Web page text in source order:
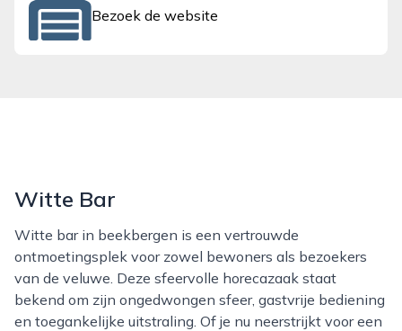
Bezoek de website
Witte Bar
Witte bar in beekbergen is een vertrouwde
ontmoetingsplek voor zowel bewoners als bezoekers
van de veluwe. Deze sfeervolle horecazaak staat
bekend om zijn ongedwongen sfeer, gastvrije bediening
en toegankelijke uitstraling. Of je nu neerstrijkt voor een